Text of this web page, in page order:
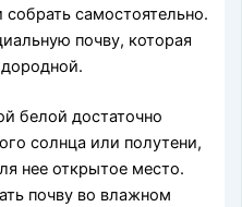
самостоятельно.
почву, которая
белой достаточно
солнца или полутени,
нее открытое место.
почву во влажном